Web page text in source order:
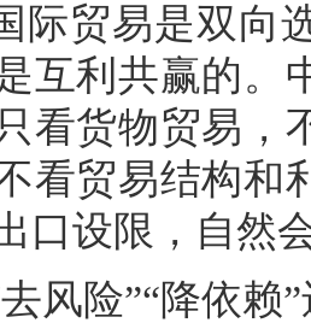
际贸易是双向
互利共赢的。
看货物贸易，
看贸易结构和
口设限，自然
风险”“降依赖